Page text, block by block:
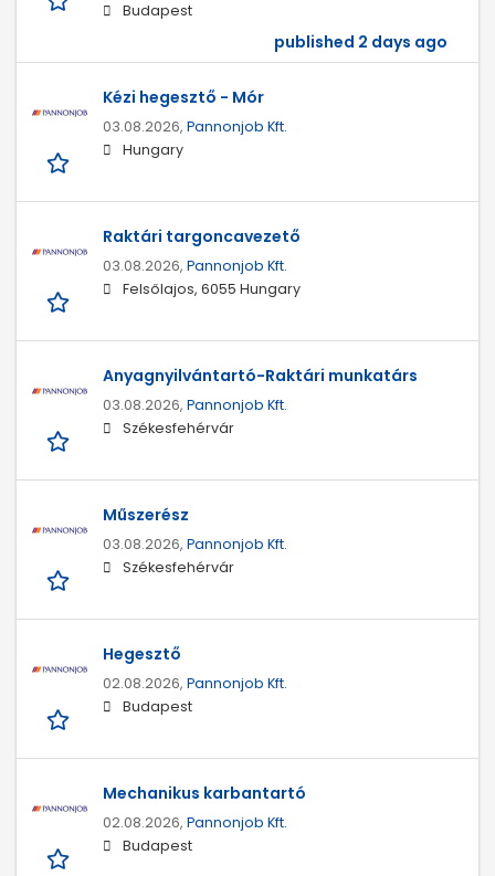
Budapest
published 2 days ago
Kézi hegesztő - Mór
03.08.2026, Pannonjob Kft.
Hungary
Raktári targoncavezető
03.08.2026, Pannonjob Kft.
Felsőlajos, 6055 Hungary
Anyagnyilvántartó-Raktári munkatárs
03.08.2026, Pannonjob Kft.
Székesfehérvár
Műszerész
03.08.2026, Pannonjob Kft.
Székesfehérvár
Hegesztő
02.08.2026, Pannonjob Kft.
Budapest
Mechanikus karbantartó
02.08.2026, Pannonjob Kft.
Budapest